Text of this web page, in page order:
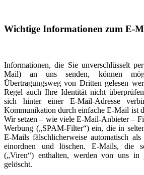
Wichtige Informationen zum E-
Informationen, die Sie unverschlüsselt
Mail) an uns senden, können
Übertragungsweg von Dritten gelesen
Regel auch Ihre Identität nicht
sich hinter einer E-Mail-Adresse
Kommunikation durch einfache E-Mail ist
Wir setzen – wie viele E-Mail-Anbieter –
Werbung („SPAM-Filter“) ein, die in
E-Mails fälschlicherweise automatisch
einordnen und löschen. E-Mails, die
(„Viren“) enthalten, werden von uns in
gelöscht.